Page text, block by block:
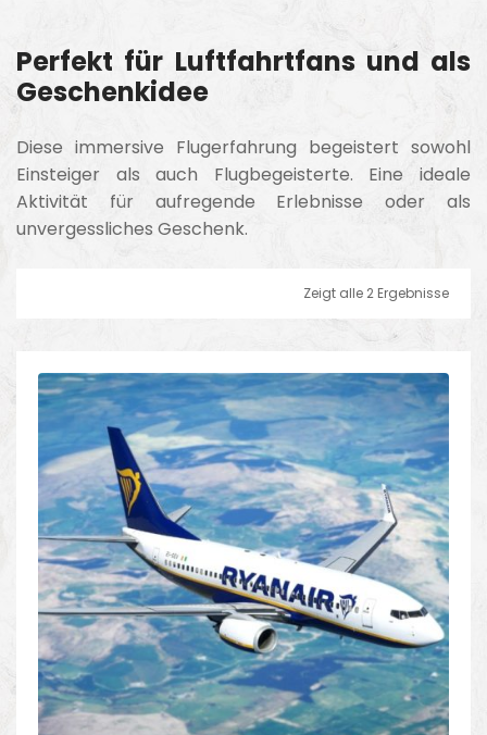
Perfekt für Luftfahrtfans und als
Geschenkidee
Diese immersive Flugerfahrung begeistert sowohl
Einsteiger als auch Flugbegeisterte. Eine ideale
Aktivität für aufregende Erlebnisse oder als
unvergessliches Geschenk.
Zeigt alle 2 Ergebnisse